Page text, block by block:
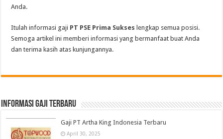
Anda.
Itulah informasi gaji PT PSE Prima Sukses lengkap semua posisi.
Semoga artikel ini memberi informasi yang bermanfaat buat Anda
dan terima kasih atas kunjungannya.
informasi gaji terbaru
Gaji PT Artha King Indonesia Terbaru
April 30, 2025